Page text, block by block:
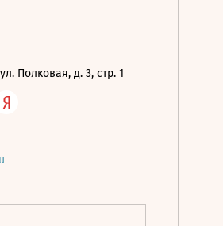
Полковая, д. 3, стр. 1